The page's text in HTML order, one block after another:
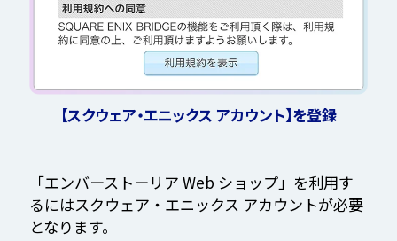
【スクウェア・エニックス アカウント】を登録
「エンバーストーリア Web ショップ」を利用す
るにはスクウェア・エニックス アカウントが必要
となります。